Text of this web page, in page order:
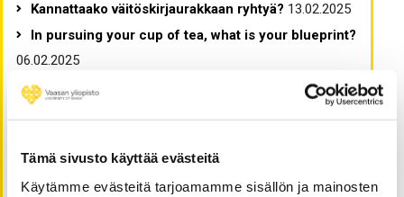
Tämä sivusto käyttää evästeitä
Käytämme evästeitä tarjoamamme sisällön ja mainosten
Kannattaako väitöskirjaurakkaan ryhtyä? 13.02.2025
In pursuing your cup of tea, what is your blueprint?
06.02.2025
From Additive Manufacturing to Welding: Towards
Optimal Productivity
19.06.2024
touch
18.06.2024